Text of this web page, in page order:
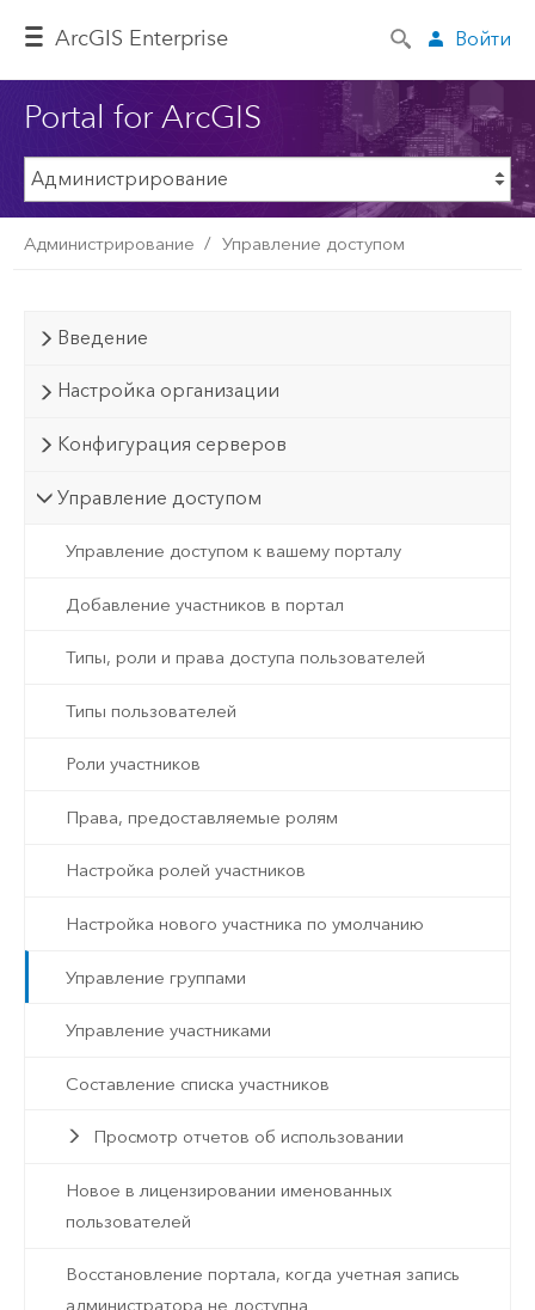
ArcGIS Enterprise Войти
Portal for ArcGIS
Администрирование Управление доступом
Введение
Настройка организации
Конфигурация серверов
Управление доступом
Управление доступом к вашему порталу
Добавление участников в портал
Типы, роли и права доступа пользователей
Типы пользователей
Роли участников
Права, предоставляемые ролям
Настройка ролей участников
Настройка нового участника по умолчанию
Управление группами
Управление участниками
Составление списка участников
Просмотр отчетов об использовании
Новое в лицензировании именованных
пользователей
Восстановление портала, когда учетная запись
администратора не доступна